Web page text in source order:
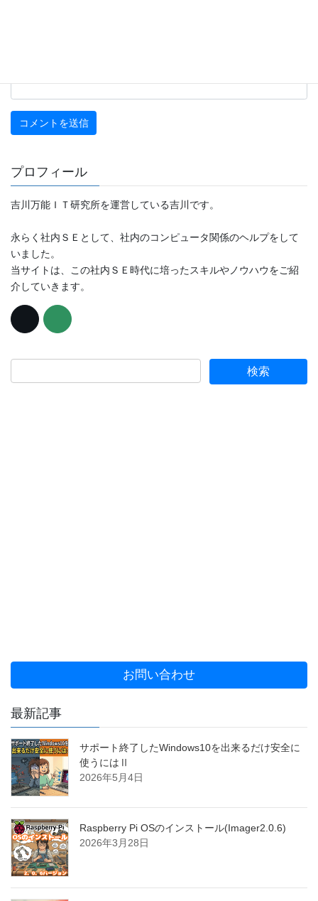
プロフィール
吉川万能ＩＴ研究所を運営している吉川です。
永らく社内ＳＥとして、社内のコンピュータ関係のヘルプをして
いました。
当サイトは、この社内ＳＥ時代に培ったスキルやノウハウをご紹
介していきます。
お問い合わせ
最新記事
サポート終了したWindows10を出来るだけ安全に
使うにはⅡ
2026年5月4日
Raspberry Pi OSのインストール(Imager2.0.6)
2026年3月28日